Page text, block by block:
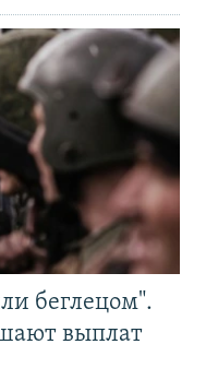
беглецом".
выплат